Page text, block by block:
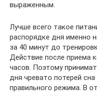
выраженным.
Лучше всего такое
распорядке дня именно
за 40 минут до
Действие после приема
часов. Поэтому
дня чревато потерей
правильного режима. В